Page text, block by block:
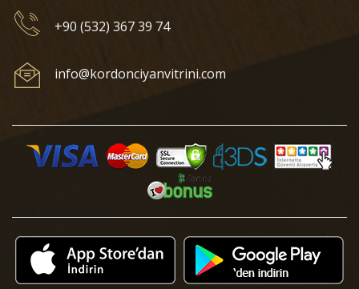
+90 (532) 367 39 74
info@kordonciyanvitrini.com